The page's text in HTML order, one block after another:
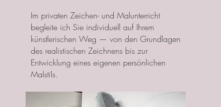
Im privaten Zeichen- und Malunterricht
begleite ich Sie individuell auf Ihrem
künstlerischen Weg — von den Grundlagen
des realistischen Zeichnens bis zur
Entwicklung eines eigenen persönlichen
Malstils.